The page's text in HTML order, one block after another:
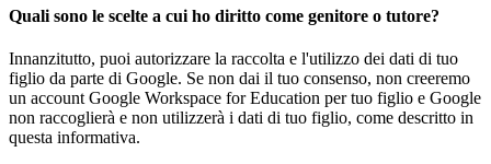
Quali sono le scelte a cui ho diritto come genitore o tutore?
Innanzitutto, puoi autorizzare la raccolta e l'utilizzo dei dati di tuo
figlio da parte di Google. Se non dai il tuo consenso, non creeremo
un account Google Workspace for Education per tuo figlio e Google
non raccoglierà e non utilizzerà i dati di tuo figlio, come descritto in
questa informativa.